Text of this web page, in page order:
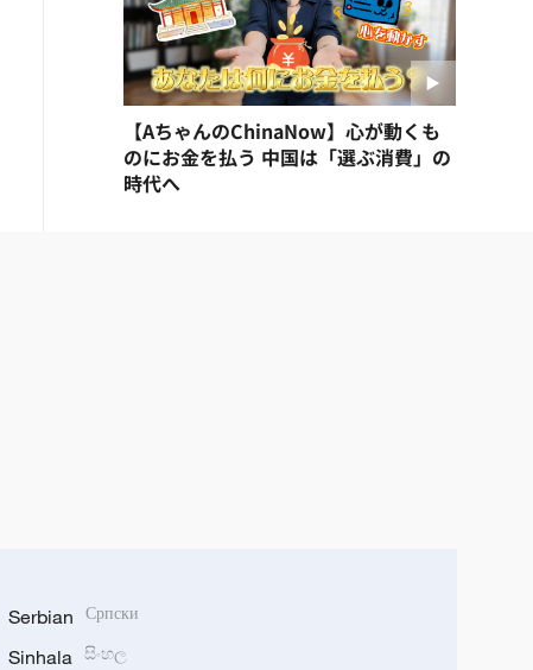
【AちゃんのChinaNow】心が動くも
のにお金を払う 中国は「選ぶ消費」の
時代へ
Serbian Српски
Sinhala සිංහල